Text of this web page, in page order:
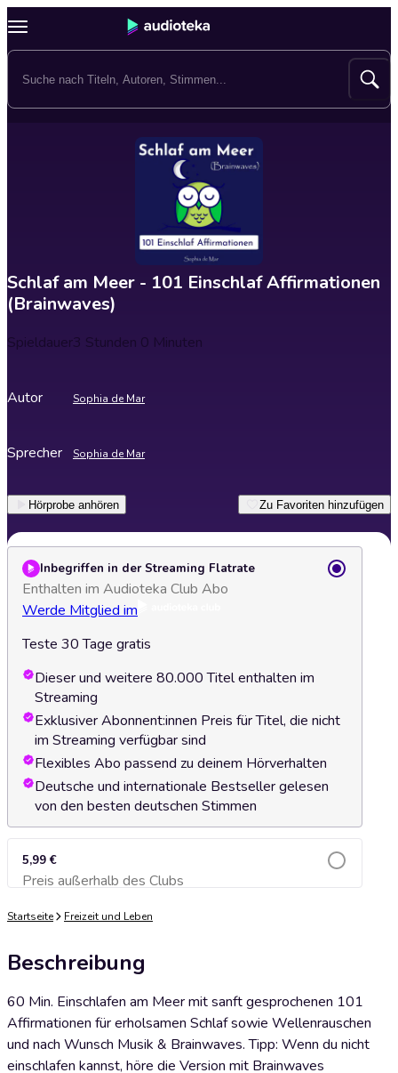
Schlaf am Meer - 101 Einschlaf Affirmationen
(Brainwaves)
Spieldauer3 Stunden 0 Minuten
Autor Sophia de Mar
Sprecher Sophia de Mar
Hörprobe anhören Zu Favoriten hinzufügen
Inbegriffen in der Streaming Flatrate
Enthalten im Audioteka Club Abo
Werde Mitglied im
Teste 30 Tage gratis
Dieser und weitere 80.000 Titel enthalten im
Streaming
Exklusiver Abonnent:innen Preis für Titel, die nicht
im Streaming verfügbar sind
Flexibles Abo passend zu deinem Hörverhalten
Deutsche und internationale Bestseller gelesen
von den besten deutschen Stimmen
5,99 €
Preis außerhalb des ClubsZum Warenkorb hinzufügen
Startseite Freizeit und Leben
Beschreibung
60 Min. Einschlafen am Meer mit sanft gesprochenen 101
Affirmationen für erholsamen Schlaf sowie Wellenrauschen
und nach Wunsch Musik & Brainwaves. Tipp: Wenn du nicht
einschlafen kannst, höre die Version mit Brainwaves